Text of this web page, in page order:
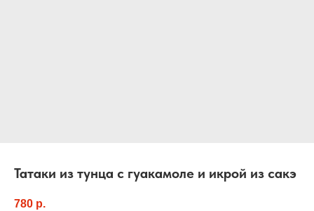
Татаки из тунца с гуакамоле и икрой из сакэ
780 р.